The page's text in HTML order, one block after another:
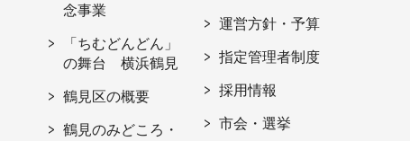
念事業
「ちむどんどん」
の舞台 横浜鶴見
鶴見区の概要
鶴見のみどころ・
運営方針・予算
指定管理者制度
採用情報
市会・選挙